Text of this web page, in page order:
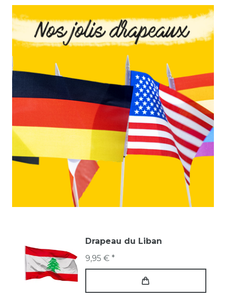
Drapeau du Liban
9,95 € *